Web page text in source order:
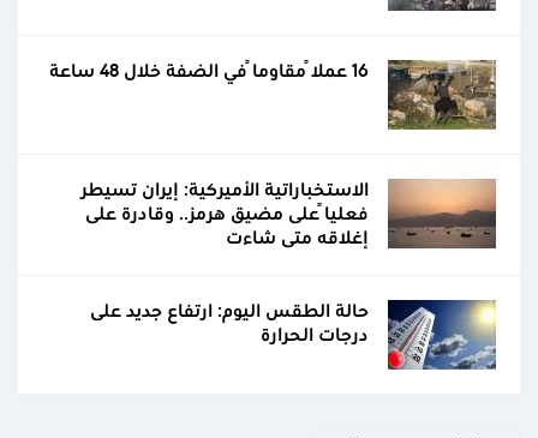
16 عملاً مقاوماً في الضفة خلال 48 ساعة
الاستخباراتية الأميركية: إيران تسيطر
فعلياً على مضيق هرمز.. وقادرة على
إغلاقه متى شاءت
حالة الطقس اليوم: ارتفاع جديد على
درجات الحرارة